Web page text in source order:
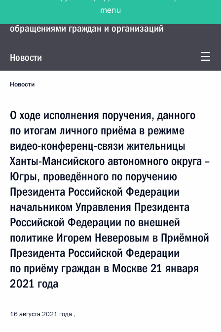
Управление Президента по работе с
обращениями граждан и организаций
Новости
Новости
О ходе исполнения поручения, данного
по итогам личного приёма в режиме
видео-конференц-связи жительницы
Ханты-Мансийского автономного округа –
Югры, проведённого по поручению
Президента Российской Федерации
начальником Управления Президента
Российской Федерации по внешней
политике Игорем Неверовым в Приёмной
Президента Российской Федерации
по приёму граждан в Москве 21 января
2021 года
16 августа 2021 года
menu